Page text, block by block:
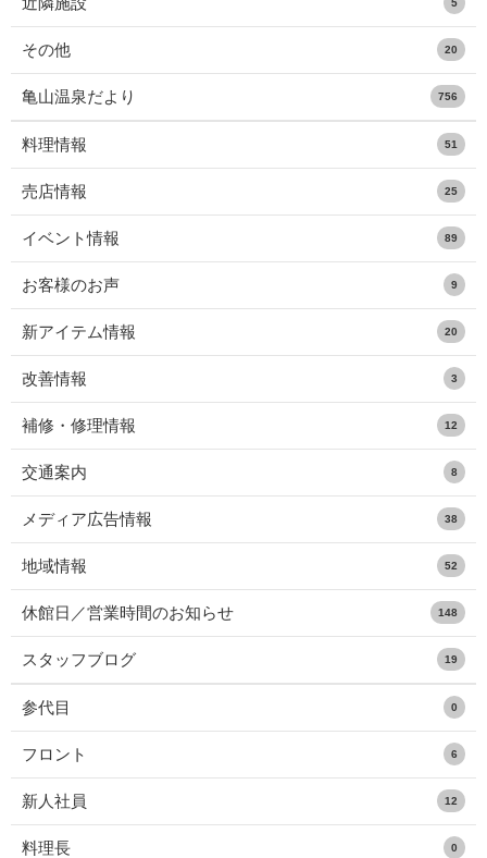
5
その他 20
亀山温泉だより 756
料理情報 51
売店情報 25
イベント情報 89
お客様のお声 9
新アイテム情報 20
改善情報 3
補修・修理情報 12
交通案内 8
メディア広告情報 38
地域情報 52
休館日／営業時間のお知らせ 148
スタッフブログ 19
参代目 0
フロント 6
新人社員 12
料理長 0